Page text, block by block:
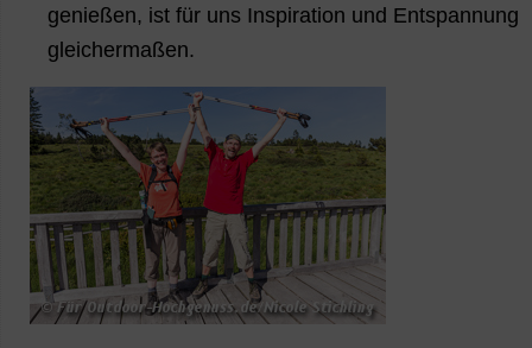
genießen, ist für uns Inspiration und Entspannung
gleichermaßen.